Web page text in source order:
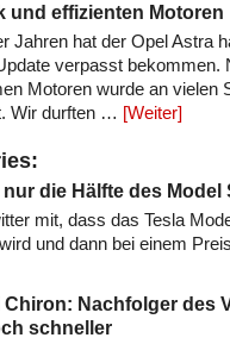
und effizienten Motoren
Jahren hat der Opel Astra
verpasst bekommen.
Motoren wurde an vielen
Wir durften … [Weiter]
die Hälfte des Model
mit, dass das Tesla
und dann bei einem
Chiron: Nachfolger des
schneller